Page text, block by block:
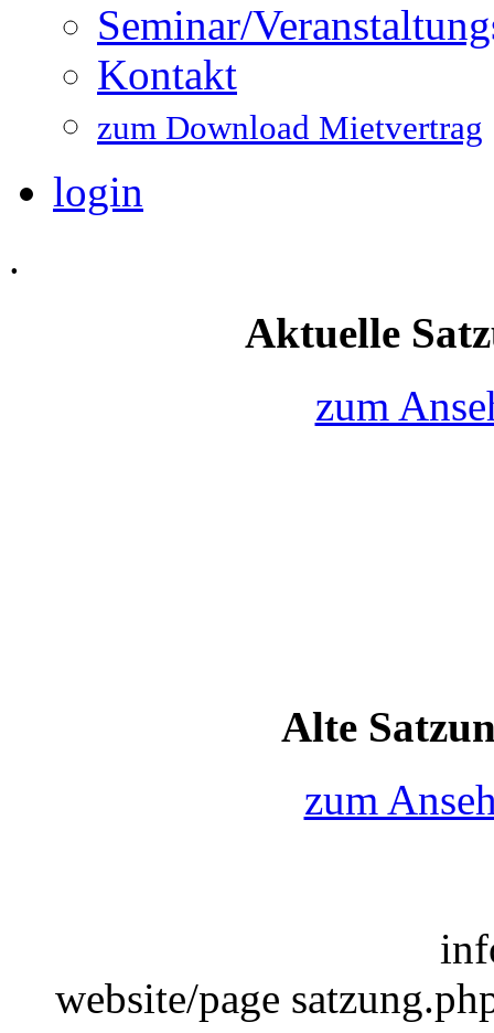
Seminar/
Kontakt
zum Download Mietvertrag
login
.
Aktuelle
zum
Alte
zum
website/page